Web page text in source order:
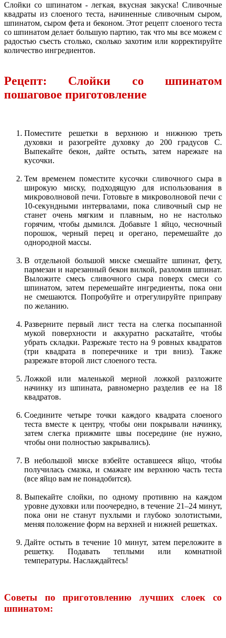
Слойки со шпинатом - легкая, вкусная закуска! Сливочные
квадраты из слоеного теста, начиненные сливочным сыром,
шпинатом, сыром фета и беконом. Этот рецепт слоеного теста
со шпинатом делает большую партию, так что мы все можем с
радостью съесть столько, сколько захотим или корректируйте
количество ингредиентов.
Рецепт: Слойки со шпинатом
пошаговое приготовление
Поместите решетки в верхнюю и нижнюю треть
духовки и разогрейте духовку до 200 градусов С.
Выпекайте бекон, дайте остыть, затем нарежьте на
кусочки.
Тем временем поместите кусочки сливочного сыра в
широкую миску, подходящую для использования в
микроволновой печи. Готовьте в микроволновой печи с
10-секундными интервалами, пока сливочный сыр не
станет очень мягким и плавным, но не настолько
горячим, чтобы дымился. Добавьте 1 яйцо, чесночный
порошок, черный перец и орегано, перемешайте до
однородной массы.
В отдельной большой миске смешайте шпинат, фету,
пармезан и нарезанный бекон вилкой, разломив шпинат.
Выложите смесь сливочного сыра поверх смеси со
шпинатом, затем перемешайте ингредиенты, пока они
не смешаются. Попробуйте и отрегулируйте приправу
по желанию.
Разверните первый лист теста на слегка посыпанной
мукой поверхности и аккуратно раскатайте, чтобы
убрать складки. Разрежьте тесто на 9 ровных квадратов
(три квадрата в поперечнике и три вниз). Также
разрежьте второй лист слоеного теста.
Ложкой или маленькой мерной ложкой разложите
начинку из шпината, равномерно разделив ее на 18
квадратов.
Соедините четыре точки каждого квадрата слоеного
теста вместе к центру, чтобы они покрывали начинку,
затем слегка прижмите швы посередине (не нужно,
чтобы они полностью закрывались).
В небольшой миске взбейте оставшееся яйцо, чтобы
получилась смазка, и смажьте им верхнюю часть теста
(все яйцо вам не понадобится).
Выпекайте слойки, по одному противню на каждом
уровне духовки или поочередно, в течение 21–24 минут,
пока они не станут пухлыми и глубоко золотистыми,
меняя положение форм на верхней и нижней решетках.
Дайте остыть в течение 10 минут, затем переложите в
решетку. Подавать теплыми или комнатной
температуры. Наслаждайтесь!
Советы по приготовлению лучших слоек со
шпинатом: